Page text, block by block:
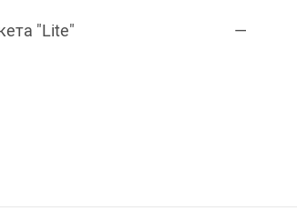
"Lite"
—